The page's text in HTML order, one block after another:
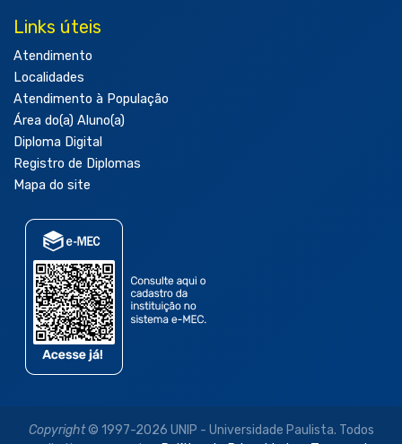
Links úteis
Atendimento
Localidades
Atendimento à População
Área do(a) Aluno(a)
Diploma Digital
Registro de Diplomas
Mapa do site
Copyright© 1997-2026 UNIP - Universidade Paulista. Todos